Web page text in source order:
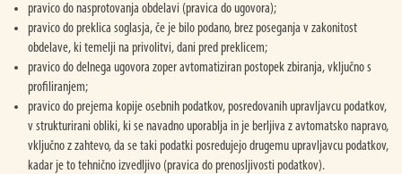
pravico do nasprotovanja obdelavi (pravica do ugovora);
pravico do preklica soglasja, če je bilo podano, brez poseganja v zakonitost
obdelave, ki temelji na privolitvi, dani pred preklicem;
pravico do delnega ugovora zoper avtomatiziran postopek zbiranja, vključno s
profiliranjem;
pravico do prejema kopije osebnih podatkov, posredovanih upravljavcu podatkov,
v strukturirani obliki, ki se navadno uporablja in je berljiva z avtomatsko napravo,
vključno z zahtevo, da se taki podatki posredujejo drugemu upravljavcu podatkov,
kadar je to tehnično izvedljivo (pravica do prenosljivosti podatkov).